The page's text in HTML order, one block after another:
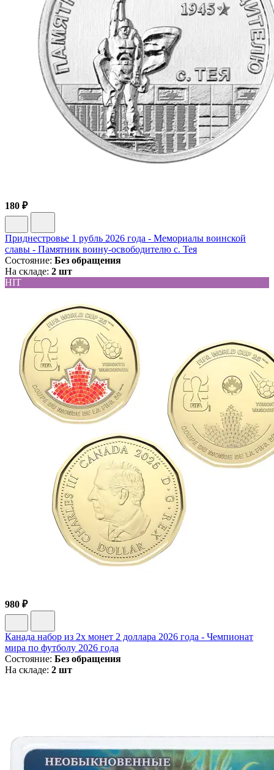
180 ₽
Приднестровье 1 рубль 2026 года - Мемориалы воинской
славы - Памятник воину-освободителю с. Тея
Состояние: Без обращения
На складе: 2 шт
HIT
980 ₽
Канада набор из 2х монет 2 доллара 2026 года - Чемпионат
мира по футболу 2026 года
Состояние: Без обращения
На складе: 2 шт